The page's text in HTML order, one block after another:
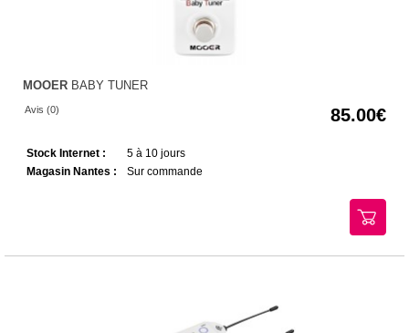
MOOER BABY TUNER
Avis (0) 85.00
Stock Internet :
5 à 10 jours
Magasin Nantes :
Sur commande